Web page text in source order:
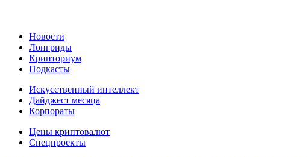
Новости
Лонгриды
Крипториум
Подкасты
Искусственный интеллект
Дайджест месяца
Корпораты
Цены криптовалют
Спецпроекты